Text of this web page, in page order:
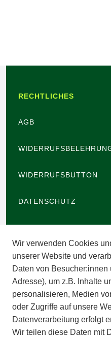
RECHTLICHES
AGB
WIDERRUFSBUTTON
DATENSCHUTZ
IMPRESSUM
INFORMATIONEN
ZAHLUNGSARTEN
VERSAND
Wir verwenden Cookies
unserer Website und
Daten von
Adresse), um z.B. Inhalte
personalisieren, Medien
oder Zugriffe auf unsere
Datenverarbeitung erfolgt
Wir teilen diese Daten mit